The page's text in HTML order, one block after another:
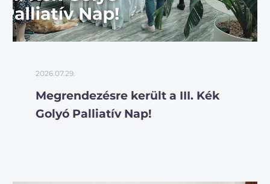
2026.07.29.
Megrendezésre került a III. Kék
Golyó Palliatív Nap!